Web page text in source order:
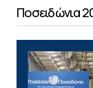
Ποσειδώνια